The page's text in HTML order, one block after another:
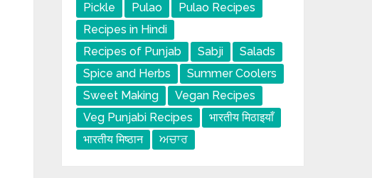
Pickle
Pulao
Pulao Recipes
Recipes in Hindi
Recipes of Punjab
Sabji
Salads
Spice and Herbs
Summer Coolers
Sweet Making
Vegan Recipes
Veg Punjabi Recipes
भारतीय मिठाइयाँ
भारतीय मिष्ठान
ਅਚਾਰ